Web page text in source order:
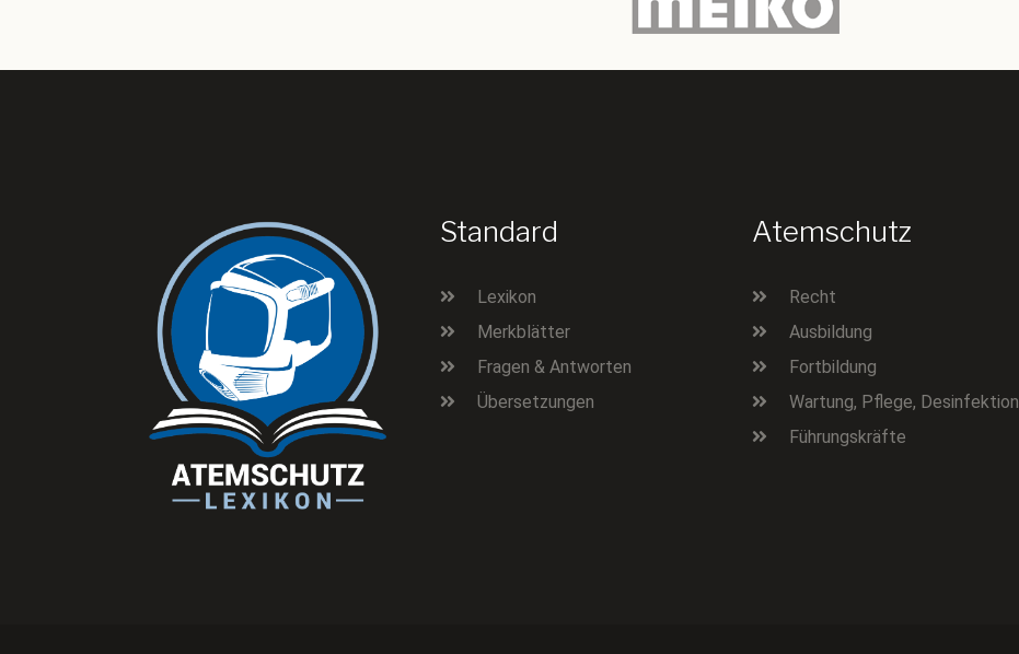
Standard
Lexikon
Merkblätter
Fragen & Antworten
Übersetzungen
Atemschutz
Recht
Ausbildung
Fortbildung
Wartung, Pflege, Desinfektion
Führungskräfte